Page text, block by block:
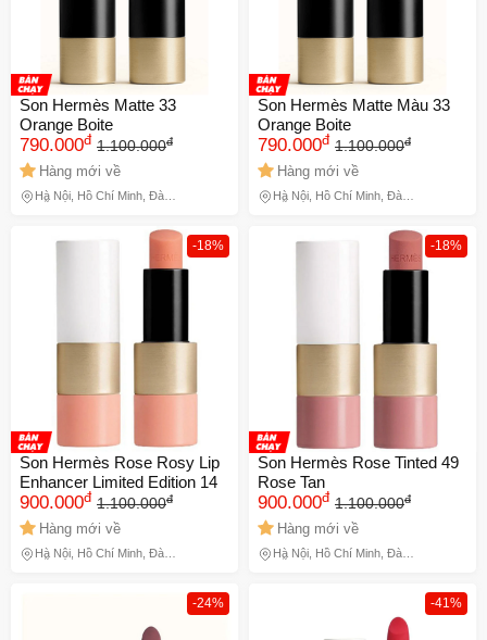
Son Hermès Matte 33
Orange Boite
790.000đ 1.100.000đ
Hàng mới về
Hà Nội, Hồ Chí Minh, Đà
Son Hermès Matte Màu 33
Orange Boite
790.000đ 1.100.000đ
Hàng mới về
Hà Nội, Hồ Chí Minh, Đà
-18%
Son Hermès Rose Rosy Lip
Enhancer Limited Edition 14
900.000đ 1.100.000đ
Hàng mới về
Hà Nội, Hồ Chí Minh, Đà
-18%
Son Hermès Rose Tinted 49
Rose Tan
900.000đ 1.100.000đ
Hàng mới về
Hà Nội, Hồ Chí Minh, Đà
-24% -41%